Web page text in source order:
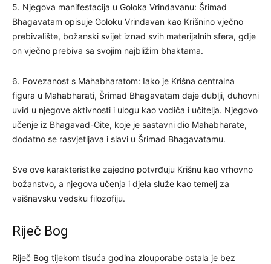
5. Njegova manifestacija u Goloka Vrindavanu: Šrimad
Bhagavatam opisuje Goloku Vrindavan kao Krišnino vječno
prebivalište, božanski svijet iznad svih materijalnih sfera, gdje
on vječno prebiva sa svojim najbližim bhaktama.
6. Povezanost s Mahabharatom: Iako je Krišna centralna
figura u Mahabharati, Šrimad Bhagavatam daje dublji, duhovni
uvid u njegove aktivnosti i ulogu kao vodiča i učitelja. Njegovo
učenje iz Bhagavad-Gite, koje je sastavni dio Mahabharate,
dodatno se rasvjetljava i slavi u Šrimad Bhagavatamu.
Sve ove karakteristike zajedno potvrđuju Krišnu kao vrhovno
božanstvo, a njegova učenja i djela služe kao temelj za
vaišnavsku vedsku filozofiju.
Riječ Bog
Riječ Bog tijekom tisuća godina zlouporabe ostala je bez